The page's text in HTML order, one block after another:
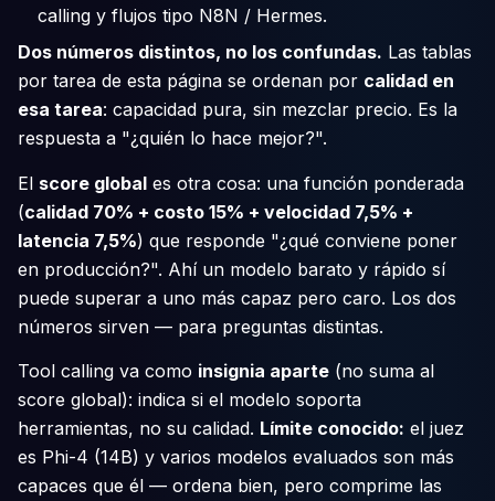
calling y flujos tipo N8N / Hermes.
Dos números distintos, no los confundas. Las tablas
por tarea de esta página se ordenan por calidad en
esa tarea: capacidad pura, sin mezclar precio. Es la
respuesta a "¿quién lo hace mejor?".
El score global es otra cosa: una función ponderada
(calidad 70% + costo 15% + velocidad 7,5% +
latencia 7,5%) que responde "¿qué conviene poner
en producción?". Ahí un modelo barato y rápido sí
puede superar a uno más capaz pero caro. Los dos
números sirven — para preguntas distintas.
Tool calling va como insignia aparte (no suma al
score global): indica si el modelo soporta
herramientas, no su calidad. Límite conocido: el juez
es Phi-4 (14B) y varios modelos evaluados son más
capaces que él — ordena bien, pero comprime las